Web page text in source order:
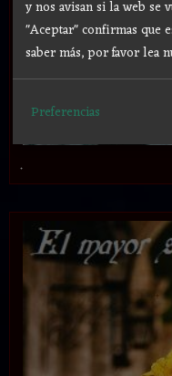
.
y nos avisan si la web se
"Aceptar" confirmas que
saber más, por favor lea
Preferencias